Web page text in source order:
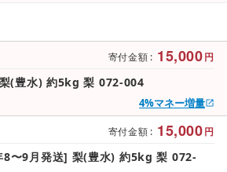
寄付金額 : 15,000円
(豊水) 約5kg 梨 072-004
4%マネー増量
寄付金額 : 15,000円
8〜9月発送] 梨(豊水) 約5kg 梨 072-